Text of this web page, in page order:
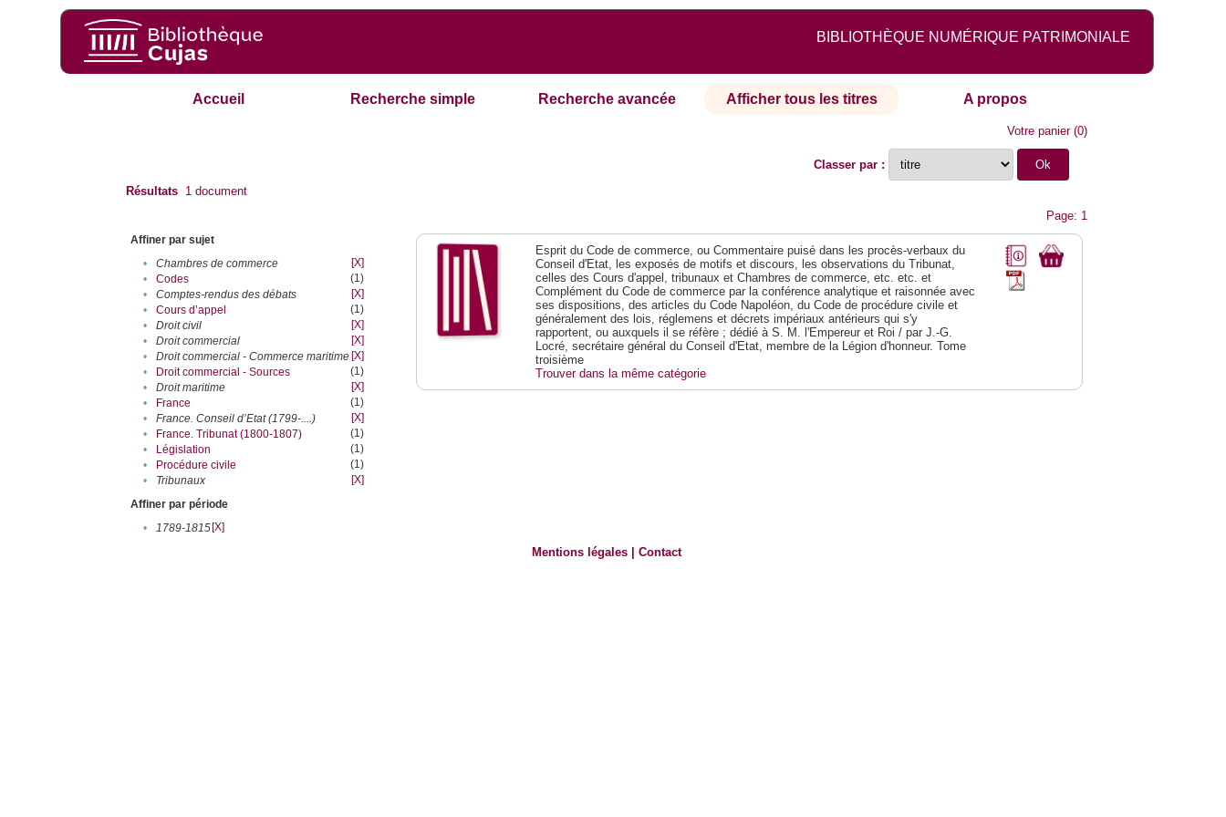
BIBLIOTHÈQUE NUMÉRIQUE PATRIMONIALE
Accueil Recherche simple Recherche avancée Afficher tous les titres A propos
Votre panier(0)
Classer par :
Résultats 1 document
Page: 1
Affiner par sujet
•
Chambres de commerce
[X]
•
Codes
(1)
•
Comptes-rendus des débats
[X]
•
Cours d’appel
(1)
•
Droit civil
[X]
•
Droit commercial
[X]
•
Droit commercial - Commerce maritime [X]
•
Droit commercial - Sources
(1)
•
Droit maritime
[X]
•
France
(1)
•
France. Conseil d’Etat (1799-....)
[X]
•
France. Tribunat (1800-1807)
(1)
•
Législation
(1)
•
Procédure civile
(1)
•
Tribunaux
[X]
Affiner par période
•
1789-1815[X]
Esprit du Code de commerce, ou Commentaire puisé dans les procès-verbaux du
Conseil d'Etat, les exposés de motifs et discours, les observations du Tribunat,
celles des Cours d'appel, tribunaux et Chambres de commerce, etc. etc. et
Complément du Code de commerce par la conférence analytique et raisonnée avec
ses dispositions, des articles du Code Napoléon, du Code de procédure civile et
généralement des lois, réglemens et décrets impériaux antérieurs qui s'y
rapportent, ou auxquels il se réfère ; dédié à S. M. l'Empereur et Roi / par J.-G.
Locré, secrétaire général du Conseil d'Etat, membre de la Légion d'honneur. Tome
troisième
Trouver dans la même catégorie
Mentions légales |Contact